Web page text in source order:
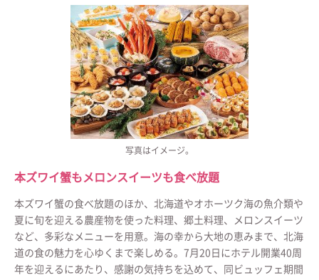
写真はイメージ。
本ズワイ蟹もメロンスイーツも食べ放題
本ズワイ蟹の食べ放題のほか、北海道やオホーツク海の魚介類や
夏に旬を迎える農産物を使った料理、郷土料理、メロンスイーツ
など、多彩なメニューを用意。海の幸から大地の恵みまで、北海
道の食の魅力を心ゆくまで楽しめる。7月20日にホテル開業40周
年を迎えるにあたり、感謝の気持ちを込めて、同ビュッフェ期間